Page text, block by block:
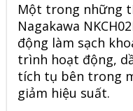
Một trong những
Nagakawa
động làm sạch
trình hoạt động,
tích tụ bên trong
giảm hiệu suất.